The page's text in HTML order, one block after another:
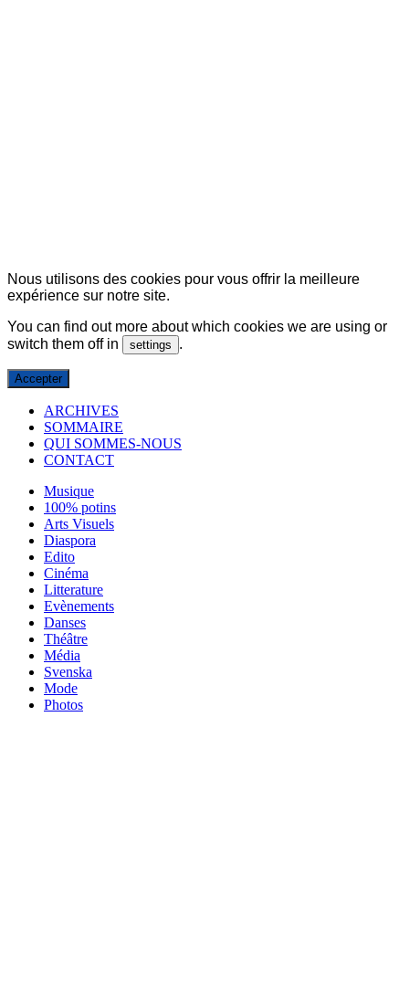
Nous utilisons des cookies pour vous offrir la meilleure
expérience sur notre site.
You can find out more about which cookies we are using or
switch them off in
settings .
Accepter
ARCHIVES
SOMMAIRE
QUI SOMMES-NOUS
CONTACT
Musique
100% potins
Arts Visuels
Diaspora
Edito
Cinéma
Litterature
Evènements
Danses
Théâtre
Média
Svenska
Mode
Photos